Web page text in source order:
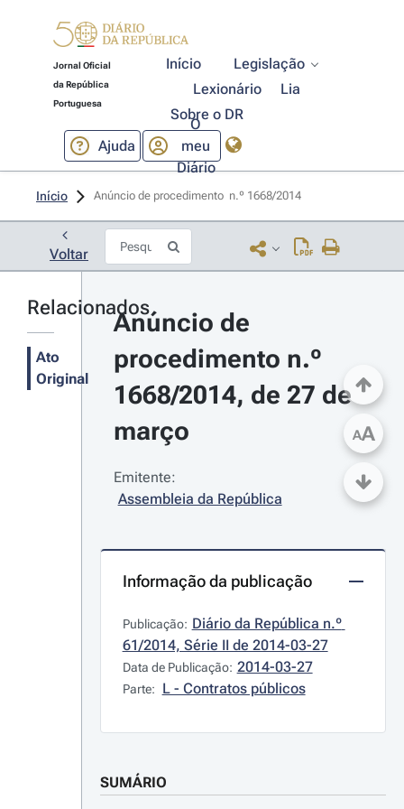
Jornal Oficial
da República
Portuguesa
Início
Legislação
Lexionário
Lia
Sobre o DR
Ajuda
O
meu
Diário
Início Anúncio de procedimento  n.º 1668/2014
Voltar
Relacionados
Ato
Original
Anúncio de
procedimento n.º
1668/2014, de 27 de
março
Emitente:
Assembleia da República
Informação da publicação
Publicação: Diário da República n.º
61/2014, Série II de 2014-03-27
Data de Publicação: 2014-03-27
Parte: L - Contratos públicos
SUMÁRIO
AA